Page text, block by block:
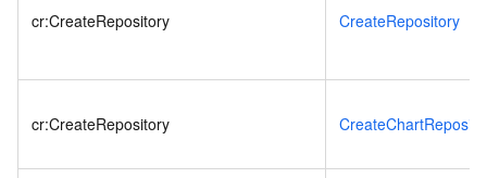
cr:CreateRepository CreateRepository
cr:CreateRepository